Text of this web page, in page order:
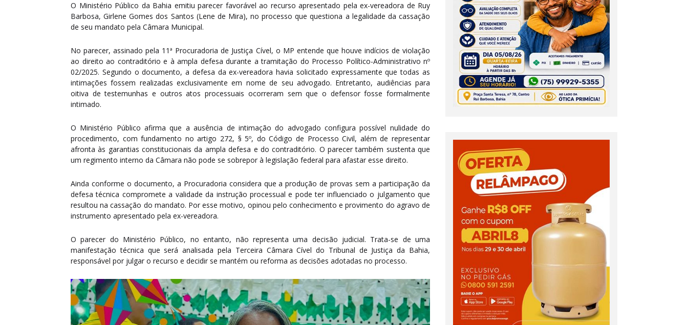
O Ministério Público da Bahia emitiu parecer favorável ao recurso apresentado pela ex-vereadora de Ruy
Barbosa, Girlene Gomes dos Santos (Lene de Mira), no processo que questiona a legalidade da cassação
de seu mandato pela Câmara Municipal.
No parecer, assinado pela 11ª Procuradoria de Justiça Cível, o MP entende que houve indícios de violação
ao direito ao contraditório e à ampla defesa durante a tramitação do Processo Político-Administrativo nº
02/2025. Segundo o documento, a defesa da ex-vereadora havia solicitado expressamente que todas as
intimações fossem realizadas exclusivamente em nome de seu advogado. Entretanto, audiências para
oitiva de testemunhas e outros atos processuais ocorreram sem que o defensor fosse formalmente
intimado.
O Ministério Público afirma que a ausência de intimação do advogado configura possível nulidade do
procedimento, com fundamento no artigo 272, § 5º, do Código de Processo Civil, além de representar
afronta às garantias constitucionais da ampla defesa e do contraditório. O parecer também sustenta que
um regimento interno da Câmara não pode se sobrepor à legislação federal para afastar esse direito.
Ainda conforme o documento, a Procuradoria considera que a produção de provas sem a participação da
defesa técnica compromete a validade da instrução processual e pode ter influenciado o julgamento que
resultou na cassação do mandato. Por esse motivo, opinou pelo conhecimento e provimento do agravo de
instrumento apresentado pela ex-vereadora.
O parecer do Ministério Público, no entanto, não representa uma decisão judicial. Trata-se de uma
manifestação técnica que será analisada pela Terceira Câmara Cível do Tribunal de Justiça da Bahia,
responsável por julgar o recurso e decidir se mantém ou reforma as decisões adotadas no processo.